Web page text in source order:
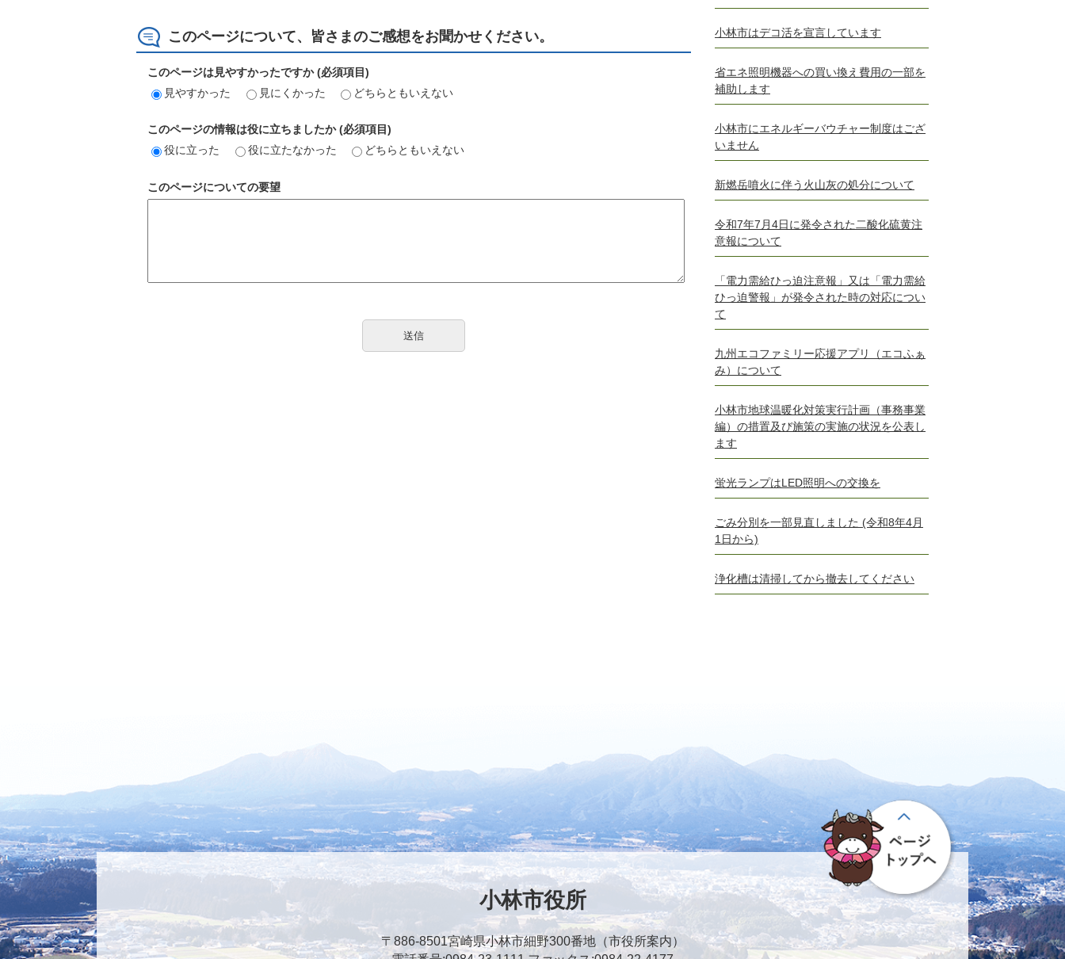
このページについて、皆さまのご感想をお聞かせください。
このページは見やすかったですか (必須項目)
見やすかった
見にくかった どちらともいえない
このページの情報は役に立ちましたか (必須項目)
役に立った
役に立たなかった どちらともいえない
このページについての要望
小林市はデコ活を宣言しています
省エネ照明機器への買い換え費用の一部を
補助します
小林市にエネルギーバウチャー制度はござ
いません
新燃岳噴火に伴う火山灰の処分について
令和7年7月4日に発令された二酸化硫黄注
意報について
「電力需給ひっ迫注意報」又は「電力需給
ひっ迫警報」が発令された時の対応につい
て
九州エコファミリー応援アプリ（エコふぁ
み）について
小林市地球温暖化対策実行計画（事務事業
編）の措置及び施策の実施の状況を公表し
ます
蛍光ランプはLED照明への交換を
ごみ分別を一部見直しました (令和8年4月
1日から)
浄化槽は清掃してから撤去してください
小林市役所
〒886-8501宮崎県小林市細野300番地（市役所案内）